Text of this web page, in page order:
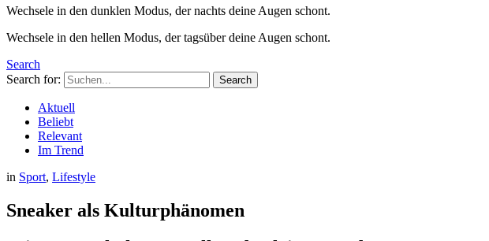
Wechsele in den dunklen Modus, der nachts deine Augen schont.
Wechsele in den hellen Modus, der tagsüber deine Augen schont.
Search
Search for:
Search
Aktuell
Beliebt
Relevant
Im Trend
in Sport, Lifestyle
Sneaker als Kulturphänomen